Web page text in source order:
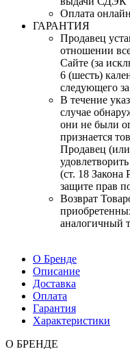
Оплата
ГАРАНТИЯ
Продавец
отношении
Сайте (за
6 (шесть)
следующего
В течение
случае
они не были
признается
Продавец (или
(ст. 18
защите прав
Возврат
аналогичный
О Бренде
Описание
Доставка
Оплата
Гарантия
Характеристики
О БРЕНДЕ